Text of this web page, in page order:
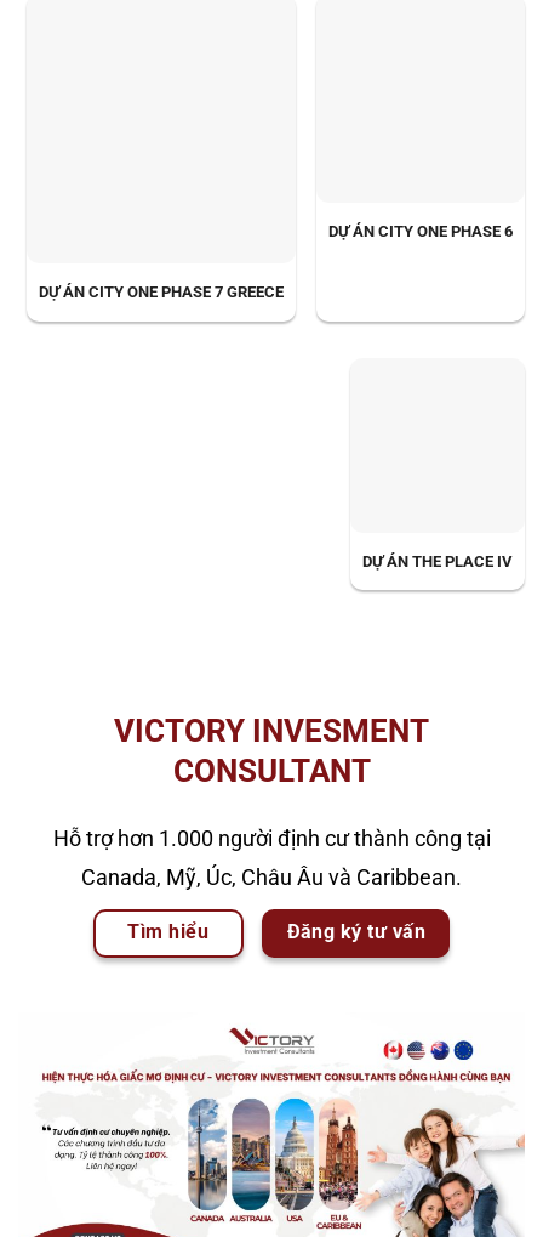
DỰ ÁN CITY ONE PHASE 7 GREECE
DỰ ÁN CITY ONE PHASE 6
DỰ ÁN THE PLACE IV
VICTORY INVESMENT
CONSULTANT
Hỗ trợ hơn 1.000 người định cư thành công tại
Canada, Mỹ, Úc, Châu Âu và Caribbean.
Tìm hiểu Đăng ký tư vấn